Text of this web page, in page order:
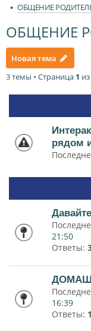
ОБЩЕНИЕ
ОБЩЕНИЕ
Новая тема
3 темы • Страница 1 из
рядом
21:50
Ответы:
16:39
Ответы: